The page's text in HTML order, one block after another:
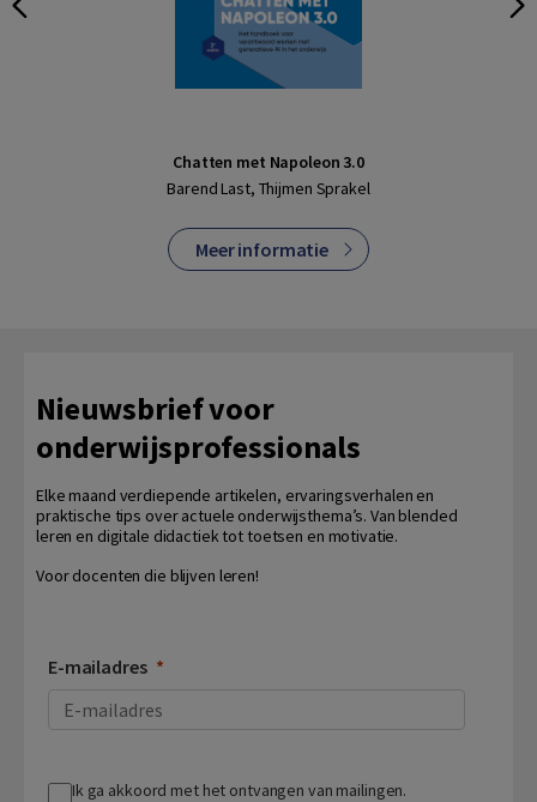
Chatten met Napoleon 3.0
Barend Last, Thijmen Sprakel
Meer informatie
Nieuwsbrief voor
onderwijsprofessionals
Elke maand verdiepende artikelen, ervaringsverhalen en
praktische tips over actuele onderwijsthema’s. Van blended
leren en digitale didactiek tot toetsen en motivatie.
Voor docenten die blijven leren!
E-mailadres
Ik ga akkoord met het ontvangen van mailingen.